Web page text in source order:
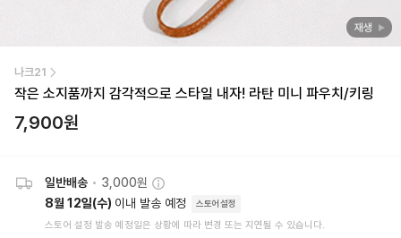
재생
나크21
작은 소지품까지 감각적으로 스타일 내자! 라탄 미니 파우치/키링
7,900원
일반배송 • 3,000원
8월 12일(수) 이내 발송 예정 스토어설정
스토어 설정 발송 예정일은 상황에 따라 변경 또는 지연될 수 있습니다.